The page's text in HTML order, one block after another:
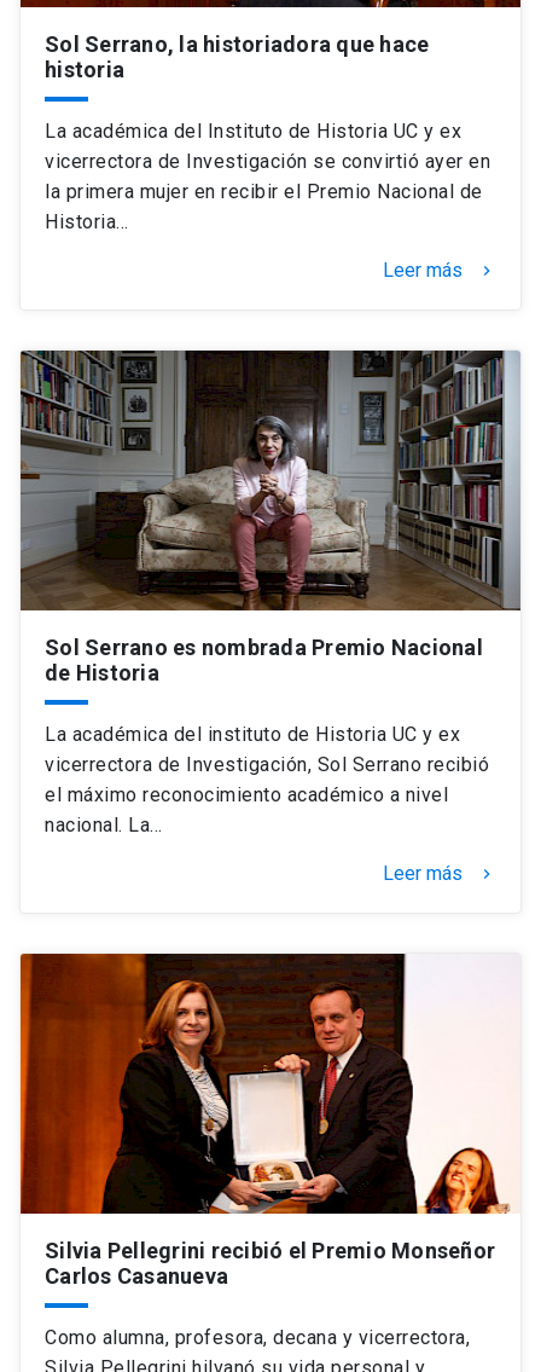
Sol Serrano, la historiadora que hace
historia
La académica del Instituto de Historia UC y ex
vicerrectora de Investigación se convirtió ayer en
la primera mujer en recibir el Premio Nacional de
Historia…
Leer más keyboard_arrow_right
Sol Serrano es nombrada Premio Nacional
de Historia
La académica del instituto de Historia UC y ex
vicerrectora de Investigación, Sol Serrano recibió
el máximo reconocimiento académico a nivel
nacional. La…
Leer más keyboard_arrow_right
Silvia Pellegrini recibió el Premio Monseñor
Carlos Casanueva
Como alumna, profesora, decana y vicerrectora,